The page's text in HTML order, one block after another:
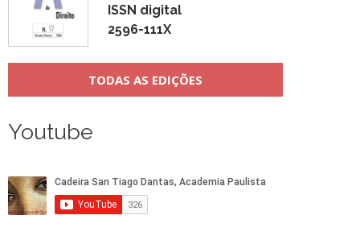
ISSN digital
2596-111X
TODAS AS EDIÇÕES
Youtube